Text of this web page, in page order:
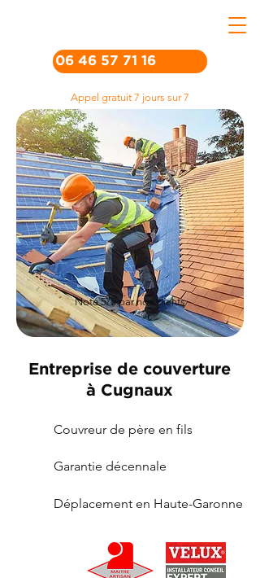
Appel gratuit 7 jours sur 7
06 46 57 71 16
Noté 5/5 par nos clients
Entreprise de couverture
à Cugnaux
Couvreur de père en fils
Garantie décennale
Déplacement en Haute-Garonne